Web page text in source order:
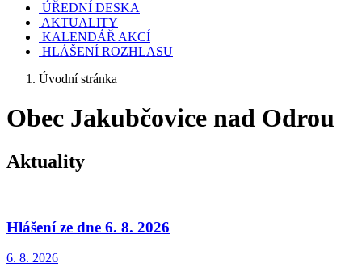
ÚŘEDNÍ DESKA
AKTUALITY
KALENDÁŘ AKCÍ
HLÁŠENÍ ROZHLASU
Úvodní stránka
Obec Jakubčovice nad Odrou
Aktuality
Hlášení ze dne 6. 8. 2026
6. 8. 2026